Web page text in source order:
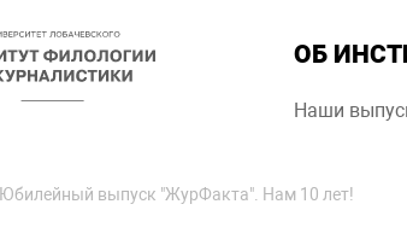
ОБ
Наши
Юбилейный выпуск "ЖурФакта". Нам 10 лет!